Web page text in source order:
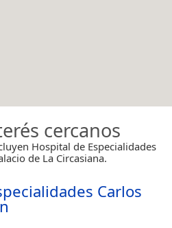
cercanos
Hospital de Especialidades
de La Circasiana.
Carlos